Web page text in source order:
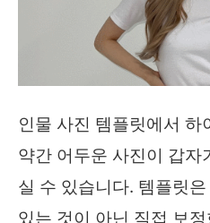
인물 사진 템플릿에서
약간 어두운 사진이 갑자
실 수 있습니다. 템플릿
있는 것이 아닌 직접 보